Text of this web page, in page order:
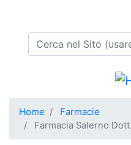
Cerca
Home
Farmacie
Farmacia Salerno